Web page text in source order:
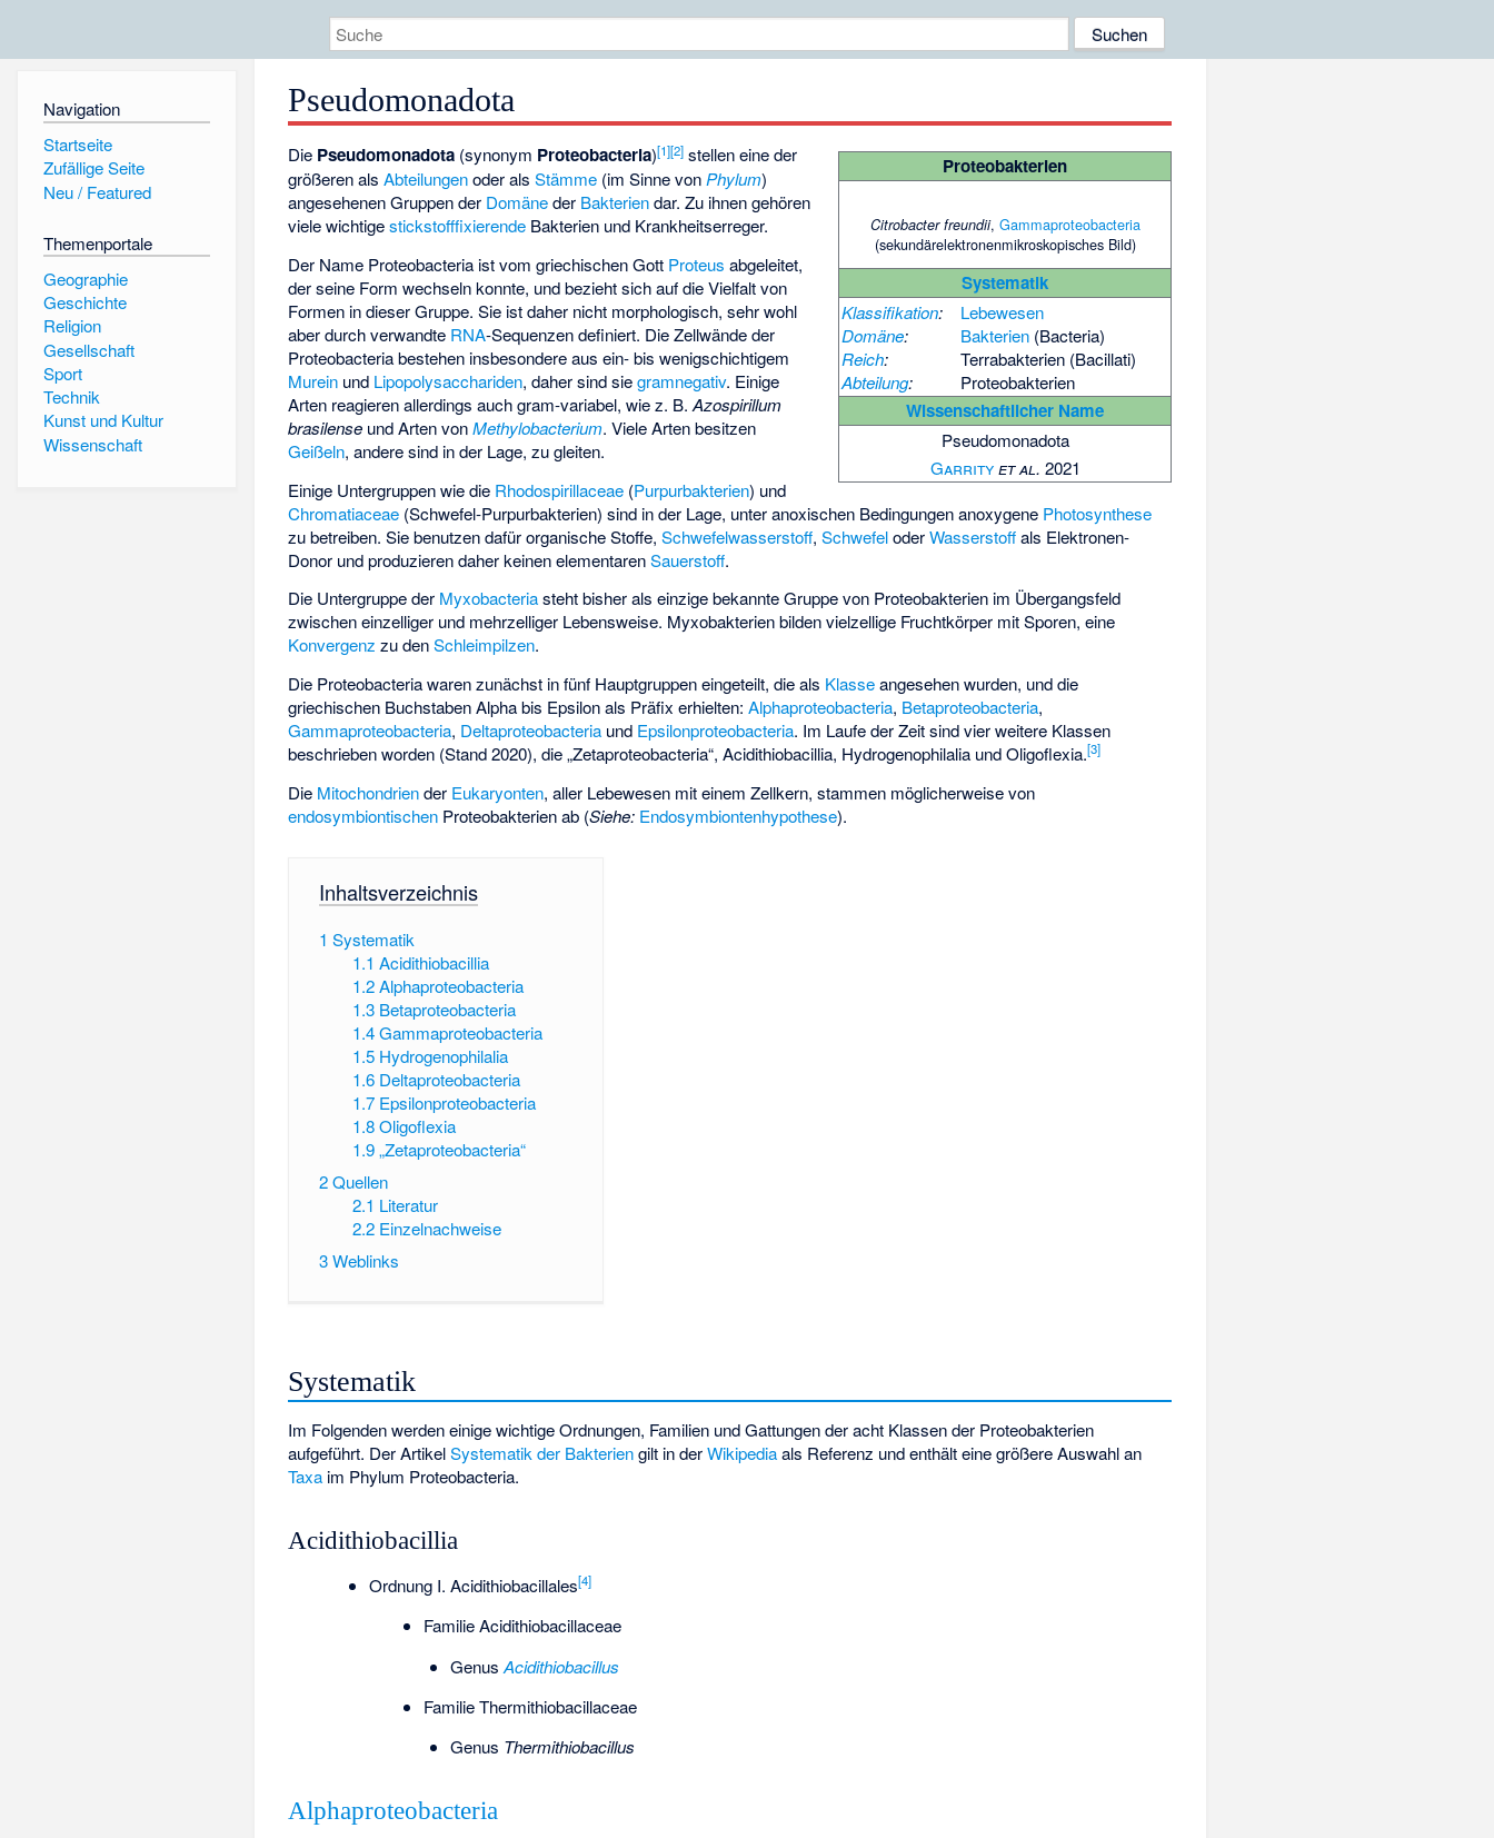
Navigation
Startseite
Zufällige Seite
Neu / Featured
Themenportale
Geographie
Geschichte
Religion
Gesellschaft
Sport
Technik
Kunst und Kultur
Wissenschaft
Pseudomonadota
Proteobakterien
Citrobacter freundii, Gammaproteobacteria
(sekundärelektronenmikroskopisches Bild)
Systematik
Klassifikation:
Lebewesen
Domäne: Bakterien (Bacteria)
Reich: Terrabakterien (Bacillati)
Abteilung: Proteobakterien
Wissenschaftlicher Name
Pseudomonadota
Garrity et al. 2021
Die Pseudomonadota (synonym Proteobacteria)[1][2] stellen eine der
größeren alsAbteilungenoder alsStämme (im Sinne vonPhylum)
angesehenen Gruppen der Domäneder Bakteriendar. Zu ihnen gehören
viele wichtigestickstofffixierende Bakterien und Krankheitserreger.
Der Name Proteobacteria ist vom griechischen Gott Proteus abgeleitet,
der seine Form wechseln konnte, und bezieht sich auf die Vielfalt von
Formen in dieser Gruppe. Sie ist daher nicht morphologisch, sehr wohl
aber durch verwandte RNA-Sequenzen definiert. Die Zellwände der
Proteobacteria bestehen insbesondere aus ein- bis wenigschichtigem
Murein und Lipopolysacchariden, daher sind siegramnegativ. Einige
Arten reagieren allerdings auch gram-variabel, wie z. B.Azospirillum
brasilense und Arten vonMethylobacterium. Viele Arten besitzen
Geißeln, andere sind in der Lage, zu gleiten.
Einige Untergruppen wie die Rhodospirillaceae (Purpurbakterien) und
Chromatiaceae (Schwefel-Purpurbakterien) sind in der Lage, unter anoxischen Bedingungen anoxygene Photosynthese
zu betreiben. Sie benutzen dafür organische Stoffe,Schwefelwasserstoff,SchwefeloderWasserstoffals Elektronen-
Donor und produzieren daher keinen elementarenSauerstoff.
Die Untergruppe der Myxobacteriasteht bisher als einzige bekannte Gruppe von Proteobakterien im Übergangsfeld
zwischen einzelliger und mehrzelliger Lebensweise. Myxobakterien bilden vielzellige Fruchtkörper mit Sporen, eine
Konvergenz zu denSchleimpilzen.
Die Proteobacteria waren zunächst in fünf Hauptgruppen eingeteilt, die als Klasseangesehen wurden, und die
griechischen Buchstaben Alpha bis Epsilon als Präfix erhielten:Alphaproteobacteria, Betaproteobacteria,
Gammaproteobacteria, Deltaproteobacteria und Epsilonproteobacteria. Im Laufe der Zeit sind vier weitere Klassen
beschrieben worden (Stand 2020), die „Zetaproteobacteria“,Acidithiobacillia, Hydrogenophilalia undOligoflexia.[3]
Die Mitochondriender Eukaryonten, aller Lebewesen mit einem Zellkern, stammen möglicherweise von
endosymbiontischen Proteobakterien ab (Siehe: Endosymbiontenhypothese).
Inhaltsverzeichnis
1 Systematik
1.1 Acidithiobacillia
1.2 Alphaproteobacteria
1.3 Betaproteobacteria
1.4 Gammaproteobacteria
1.5 Hydrogenophilalia
1.6 Deltaproteobacteria
1.7 Epsilonproteobacteria
1.8 Oligoflexia
1.9 „Zetaproteobacteria“
2Quellen
2.1 Literatur
2.2 Einzelnachweise
3Weblinks
Systematik
Im Folgenden werden einige wichtige Ordnungen, Familien und Gattungen der acht Klassen der Proteobakterien
aufgeführt. Der ArtikelSystematik der Bakteriengilt in derWikipediaals Referenz und enthält eine größere Auswahl an
Taxa im Phylum Proteobacteria.
Acidithiobacillia
Ordnung I.Acidithiobacillales[4]
Familie Acidithiobacillaceae
GenusAcidithiobacillus
Familie Thermithiobacillaceae
Genus Thermithiobacillus
Alphaproteobacteria